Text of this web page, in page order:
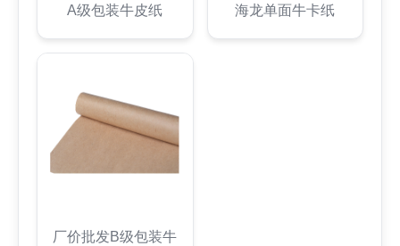
A级包装牛皮纸 海龙单面牛卡纸
厂价批发B级包装牛